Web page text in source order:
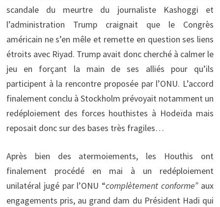
scandale du meurtre du journaliste Kashoggi et
l’administration Trump craignait que le Congrès
américain ne s’en mêle et remette en question ses liens
étroits avec Riyad. Trump avait donc cherché à calmer le
jeu en forçant la main de ses alliés pour qu’ils
participent à la rencontre proposée par l’ONU. L’accord
finalement conclu à Stockholm prévoyait notamment un
redéploiement des forces houthistes à Hodeïda mais
reposait donc sur des bases très fragiles…
Après bien des atermoiements, les Houthis ont
finalement procédé en mai à un redéploiement
unilatéral jugé par l’ONU “complètement conforme”aux
engagements pris, au grand dam du Président Hadi qui